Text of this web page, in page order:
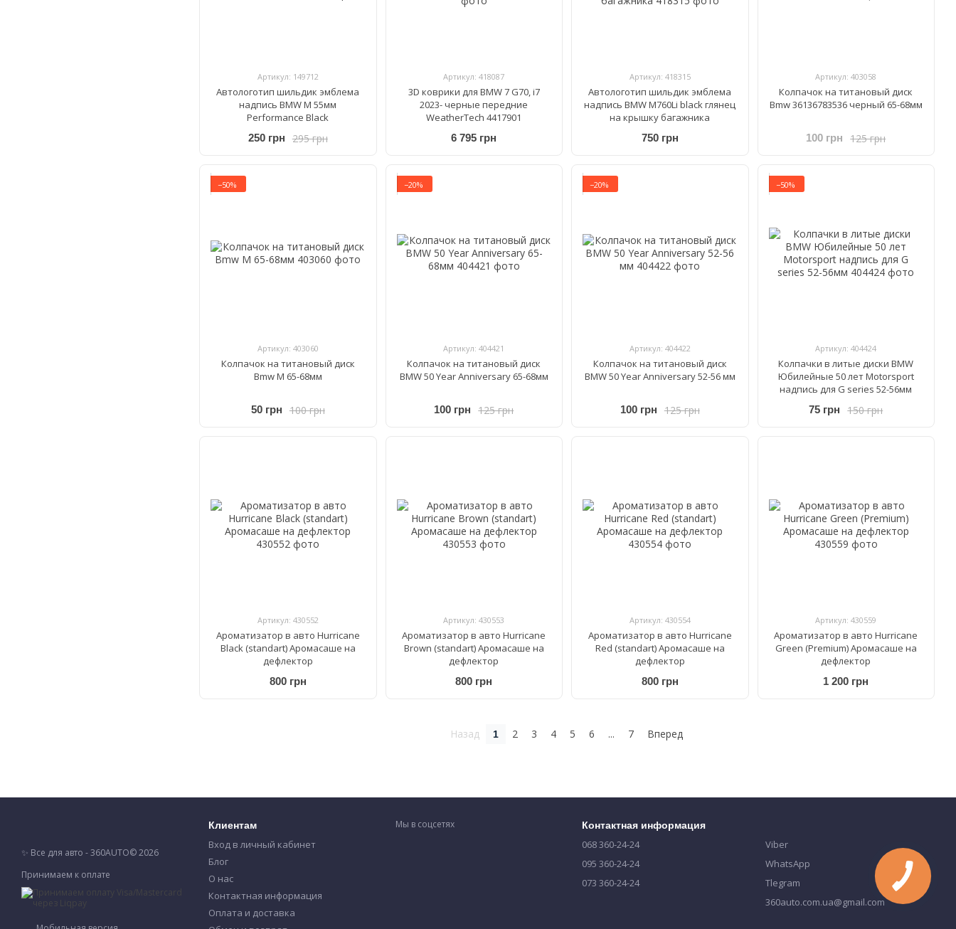
Артикул: 149712
Автологотип шильдик эмблема
надпись BMW M 55мм
Performance Black
295 грн
250 грн
Артикул: 418087
3D коврики для BMW 7 G70, i7
2023- черные передние
WeatherTech 4417901
6 795 грн
Артикул: 418315
Автологотип шильдик эмблема
надпись BMW M760Li black глянец
на крышку багажника
750 грн
Артикул: 403058
Колпачок на титановый диск
Bmw 36136783536 черный 65-68мм
125 грн
100 грн
−50%
Артикул: 403060
Колпачок на титановый диск
Bmw M 65-68мм
100 грн
50 грн
−20%
Артикул: 404421
Колпачок на титановый диск
BMW 50 Year Anniversary 65-68мм
125 грн
100 грн
−20%
Артикул: 404422
Колпачок на титановый диск
BMW 50 Year Anniversary 52-56 мм
125 грн
100 грн
−50%
Артикул: 404424
Колпачки в литые диски BMW
Юбилейные 50 лет Motorsport
надпись для G series 52-56мм
150 грн
75 грн
Артикул: 430552
Ароматизатор в авто Hurricane
Black (standart) Аромасаше на
дефлектор
800 грн
Артикул: 430553
Ароматизатор в авто Hurricane
Brown (standart) Аромасаше на
дефлектор
800 грн
Артикул: 430554
Ароматизатор в авто Hurricane
Red (standart) Аромасаше на
дефлектор
800 грн
Артикул: 430559
Ароматизатор в авто Hurricane
Green (Premium) Аромасаше на
дефлектор
1 200 грн
Назад 1 2 3 4 5 6 ... 7 Вперед
✨ Все для авто - 360AUTO© 2026
Принимаем к оплате
Клиентам
Вход в личный кабинет
Блог
О нас
Контактная информация
Оплата и доставка
Мы в соцсетях Контактная информация
068 360-24-24
095 360-24-24
073 360-24-24
Viber
WhatsApp
Tlegram
360auto.com.ua@gmail.com